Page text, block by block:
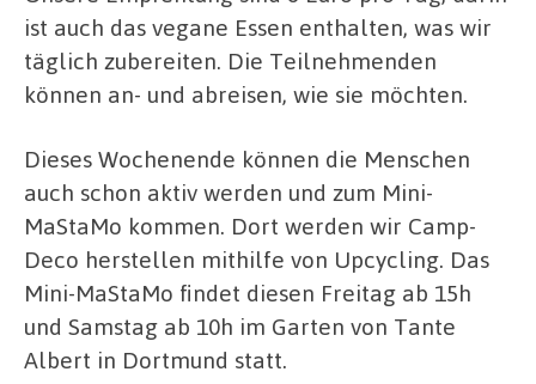
ist auch das vegane Essen enthalten, was wir
täglich zubereiten. Die Teilnehmenden
können an- und abreisen, wie sie möchten.
Dieses Wochenende können die Menschen
auch schon aktiv werden und zum Mini-
MaStaMo kommen. Dort werden wir Camp-
Deco herstellen mithilfe von Upcycling. Das
Mini-MaStaMo findet diesen Freitag ab 15h
und Samstag ab 10h im Garten von Tante
Albert in Dortmund statt.